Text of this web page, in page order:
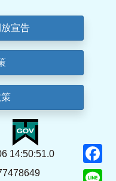
宣告
14:50:51.0